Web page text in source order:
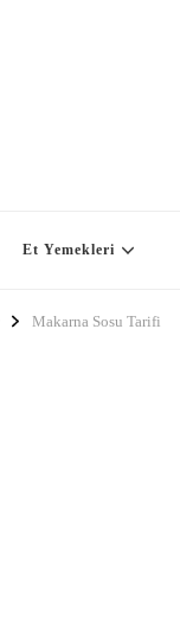
Et Yemekleri
Makarna Sosu Tarifi